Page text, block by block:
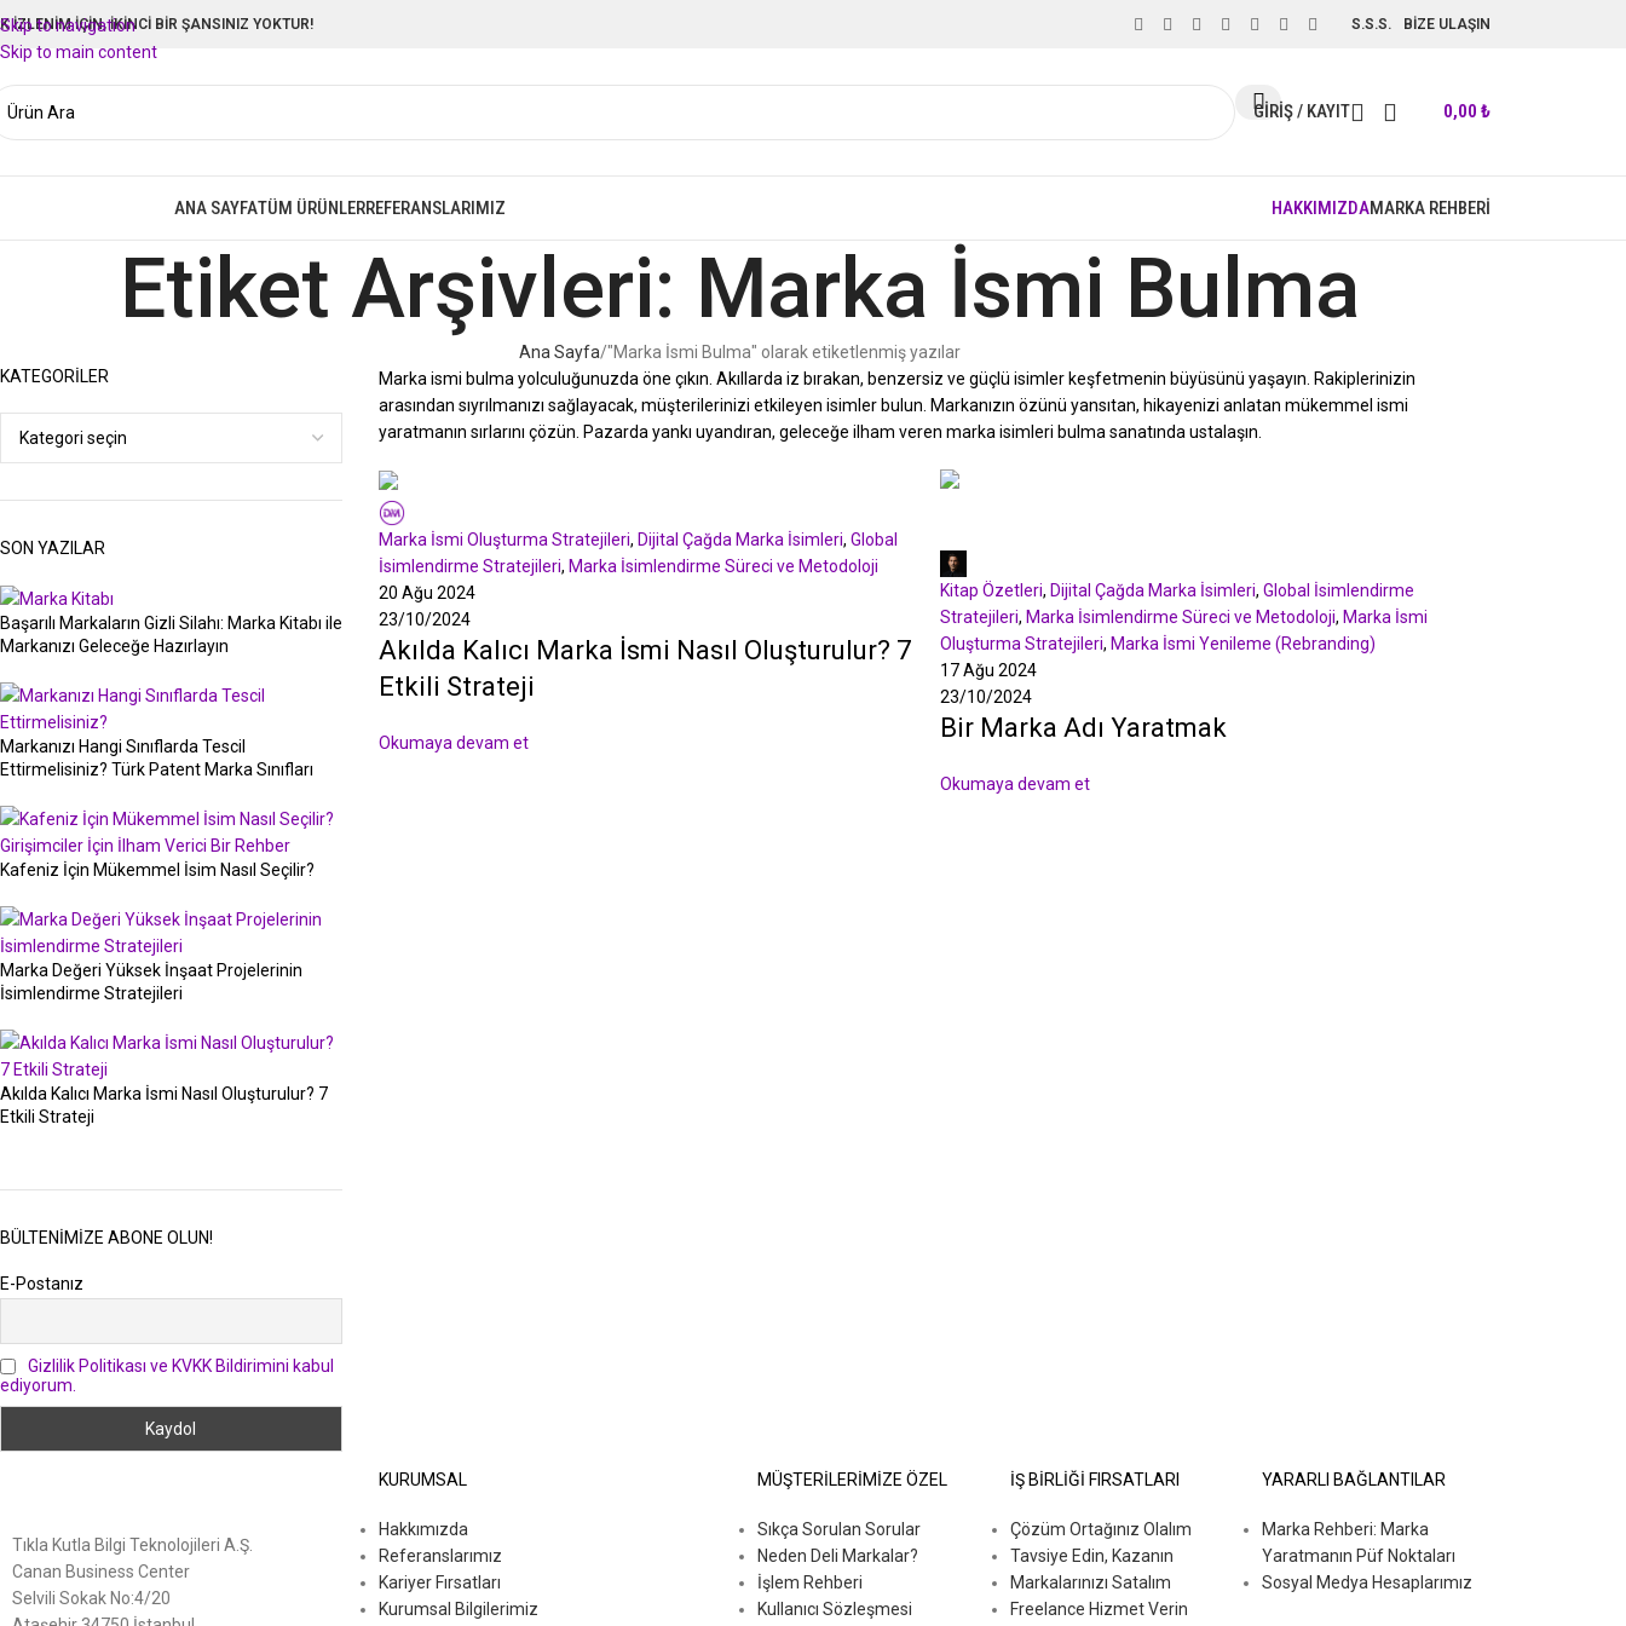
Skip to navigation
Skip to main content
İZLENİM İÇİN, İKİNCİ BİR ŞANSINIZ YOKTUR! S.S.S. BİZE ULAŞIN
GIRIŞ / KAYIT 0,00 ₺
ANA SAYFATÜM ÜRÜNLERREFERANSLARIMIZ HAKKIMIZDAMARKA REHBERİ
Etiket Arşivleri: Marka İsmi Bulma
Ana Sayfa "Marka İsmi Bulma" olarak etiketlenmiş yazılar
KATEGORILER
SON YAZILAR
Başarılı Markaların Gizli Silahı: Marka Kitabı ile
Markanızı Geleceğe Hazırlayın
Markanızı Hangi Sınıflarda Tescil
Ettirmelisiniz? Türk Patent Marka Sınıfları
Kafeniz İçin Mükemmel İsim Nasıl Seçilir?
Marka Değeri Yüksek İnşaat Projelerinin
İsimlendirme Stratejileri
Akılda Kalıcı Marka İsmi Nasıl Oluşturulur? 7
Etkili Strateji
BÜLTENIMIZE ABONE OLUN!
E-Postanız
Gizlilik Politikası ve KVKK Bildirimini kabul
ediyorum.
Marka ismi bulma yolculuğunuzda öne çıkın. Akıllarda iz bırakan, benzersiz ve güçlü isimler keşfetmenin büyüsünü yaşayın. Rakiplerinizin
arasından sıyrılmanızı sağlayacak, müşterilerinizi etkileyen isimler bulun. Markanızın özünü yansıtan, hikayenizi anlatan mükemmel ismi
yaratmanın sırlarını çözün. Pazarda yankı uyandıran, geleceğe ilham veren marka isimleri bulma sanatında ustalaşın.
Marka İsmi Oluşturma Stratejileri, Dijital Çağda Marka İsimleri, Global
İsimlendirme Stratejileri, Marka İsimlendirme Süreci ve Metodoloji
20 Ağu 2024
23/10/2024
Akılda Kalıcı Marka İsmi Nasıl Oluşturulur? 7
Etkili Strateji
Okumaya devam et
Kitap Özetleri, Dijital Çağda Marka İsimleri,Global İsimlendirme
Stratejileri, Marka İsimlendirme Süreci ve Metodoloji, Marka İsmi
Oluşturma Stratejileri, Marka İsmi Yenileme (Rebranding)
17 Ağu 2024
23/10/2024
Bir Marka Adı Yaratmak
Okumaya devam et
Tıkla Kutla Bilgi Teknolojileri A.Ş.
Canan Business Center
Selvili Sokak No:4/20
KURUMSAL
Hakkımızda
Referanslarımız
Kariyer Fırsatları
Kurumsal Bilgilerimiz
MÜŞTERİLERİMİZE ÖZEL
Sıkça Sorulan Sorular
Neden Deli Markalar?
İşlem Rehberi
Kullanıcı Sözleşmesi
İŞ BİRLİĞİ FIRSATLARI
Çözüm Ortağınız Olalım
Tavsiye Edin, Kazanın
Markalarınızı Satalım
Freelance Hizmet Verin
YARARLI BAĞLANTILAR
Marka Rehberi: Marka
Yaratmanın Püf Noktaları
Sosyal Medya Hesaplarımız